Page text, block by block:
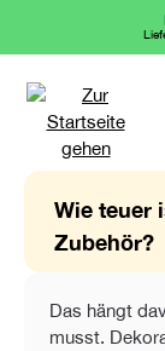
Wie teuer
Zubehör?
Das hängt
musst.